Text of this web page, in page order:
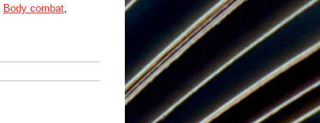
Body combat,